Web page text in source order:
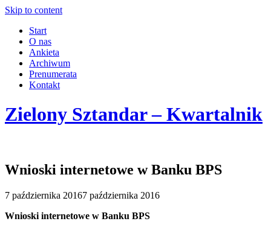
Skip to content
Start
O nas
Ankieta
Archiwum
Prenumerata
Kontakt
Zielony Sztandar – Kwartalnik
Wnioski internetowe w Banku BPS
7 października 20167 października 2016
Wnioski internetowe w Banku BPS